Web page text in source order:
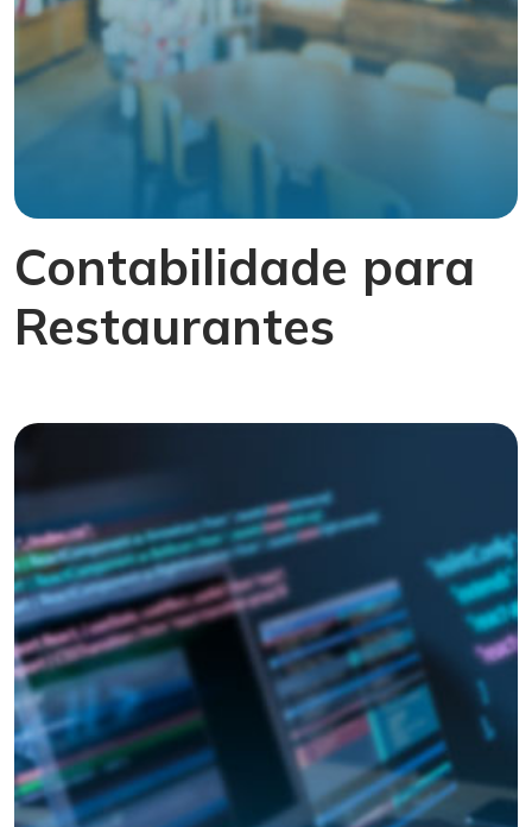
Contabilidade para
Restaurantes